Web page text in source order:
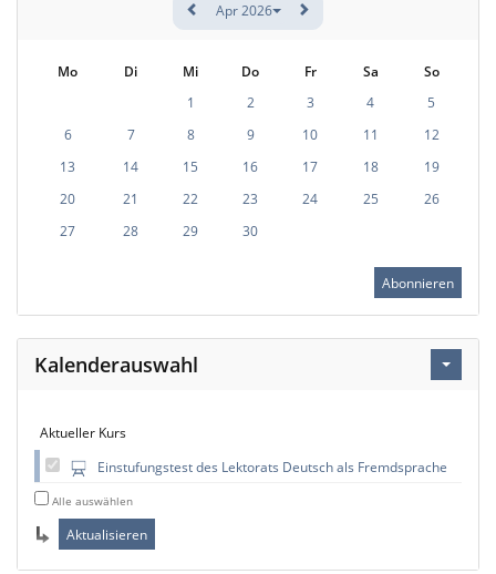
Apr 2026
Mo Di Mi Do Fr Sa
So
1
2 3 4
5
6
7 8 9 10 11
12
13
14 15 16 17 18
19
20
21 22 23 24 25
26
27
28 29 30
Abonnieren
Kalenderauswahl
Aktueller Kurs
Einstufungstest des Lektorats Deutsch als Fremdsprache
Alle auswählen